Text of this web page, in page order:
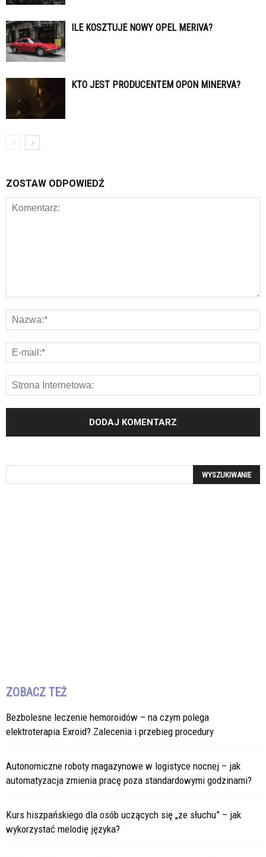
ILE KOSZTUJE NOWY OPEL MERIVA?
KTO JEST PRODUCENTEM OPON MINERVA?
ZOSTAW ODPOWIEDŹ
ZOBACZ TEŻ
Bezbolesne leczenie hemoroidów – na czym polega
elektroterapia Exroid? Zalecenia i przebieg procedury
Autonomiczne roboty magazynowe w logistyce nocnej – jak
automatyzacja zmienia pracę poza standardowymi godzinami?
Kurs hiszpańskiego dla osób uczących się „ze słuchu” – jak
wykorzystać melodię języka?